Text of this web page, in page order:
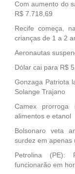
Com aumento do
R$ 7.718,69
Recife começa,
crianças de 1 a 2
Aeronautas
Dólar cai para R$
Gonzaga Patriota
Solange Trajano
Camex prorroga
alimentos e etanol
Bolsonaro veta
surdez em apenas
Petrolina (PE):
funcionarão em